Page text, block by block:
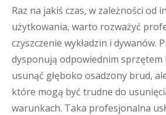
Raz na jakiś czas, w zależności od
użytkowania, warto rozważyć
czyszczenie wykładzin i dywanów.
dysponują odpowiednim sprzętem
usunąć głęboko osadzony brud,
które mogą być trudne do
warunkach. Taka profesjonalna